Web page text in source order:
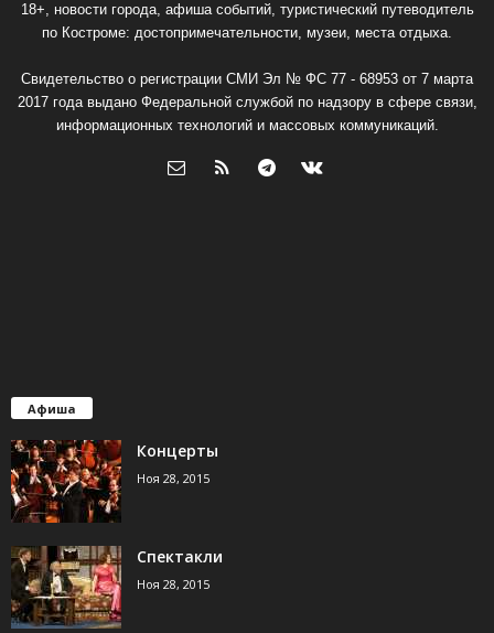
18+, новости города, афиша событий, туристический путеводитель
по Костроме: достопримечательности, музеи, места отдыха.
Свидетельство о регистрации СМИ Эл № ФС 77 - 68953 от 7 марта
2017 года выдано Федеральной службой по надзору в сфере связи,
информационных технологий и массовых коммуникаций.
Афиша
Концерты
Ноя 28, 2015
Спектакли
Ноя 28, 2015